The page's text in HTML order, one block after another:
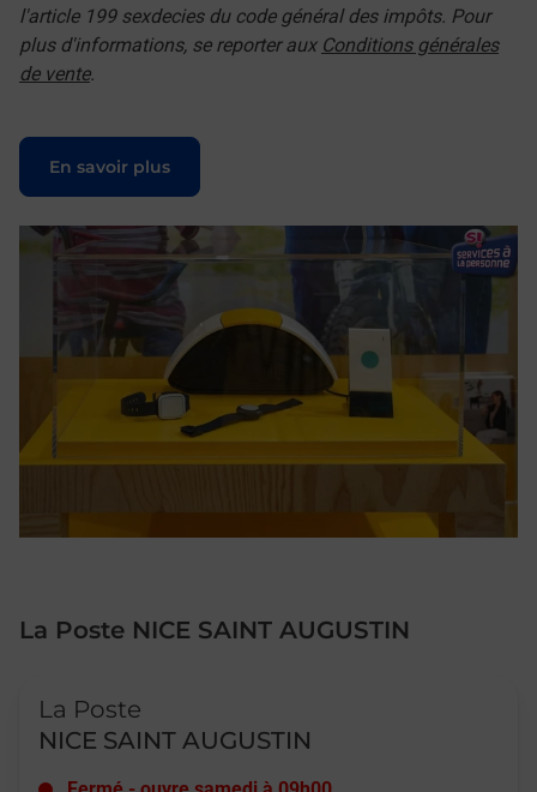
l'article 199 sexdecies du code général des impôts. Pour
plus d'informations, se reporter aux Conditions générales
de vente.
En savoir plus
Le lien s'ouvre dans un nouvel onglet
La Poste NICE SAINT AUGUSTIN
La Poste
NICE SAINT AUGUSTIN